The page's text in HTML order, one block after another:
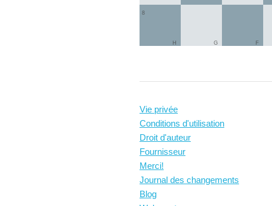
8
F
G
H
Vie privée
Conditions d'utilisation
Droit d'auteur
Fournisseur
Merci!
Journal des changements
Blog